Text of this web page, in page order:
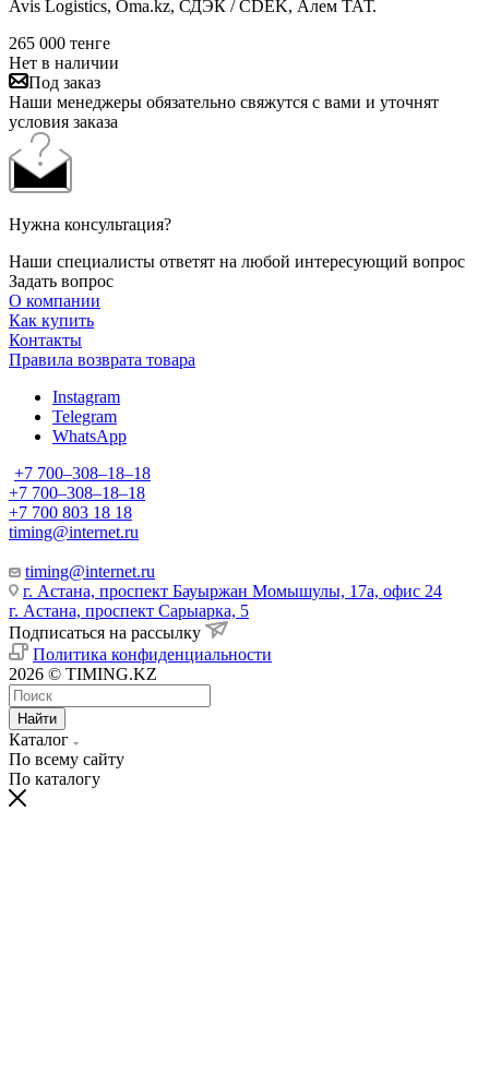
Avis Logistics, Oma.kz, СДЭК / CDEK, Алем ТАТ.
265 000 тенге
Нет в наличии
Под заказ
Наши менеджеры обязательно свяжутся с вами и уточнят
условия заказа
Нужна консультация?
Наши специалисты ответят на любой интересующий вопрос
Задать вопрос
О компании
Как купить
Контакты
Правила возврата товара
Instagram
Telegram
WhatsApp
+7 700‒308‒18‒18
+7 700‒308‒18‒18
+7 700 803 18 18
timing@internet.ru
timing@internet.ru
г. Астана, проспект Бауыржан Момышулы, 17а, офис 24
г. Астана, проспект Сарыарка, 5
Подписаться на рассылку
Политика конфиденциальности
2026 © TIMING.KZ
Найти
Каталог
По всему сайту
По каталогу